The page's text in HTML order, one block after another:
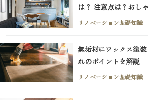
は？ 注意点は？おし
介
リノベーション基礎知識
無垢材にワックス塗
れのポイントを解説
リノベーション基礎知識